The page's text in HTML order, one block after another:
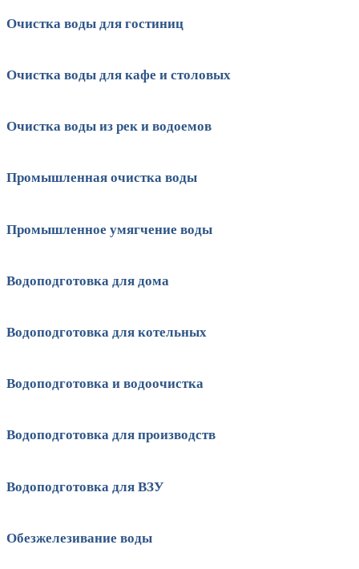
Очистка воды для гостиниц
Очистка воды для кафе и столовых
Очистка воды из рек и водоемов
Промышленная очистка воды
Промышленное умягчение воды
Водоподготовка для дома
Водоподготовка для котельных
Водоподготовка и водоочистка
Водоподготовка для производств
Водоподготовка для ВЗУ
Обезжелезивание воды